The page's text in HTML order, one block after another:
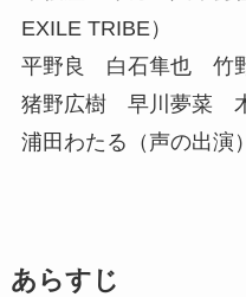
EXILE TRIBE）
平野良 白石隼也 竹
猪野広樹 早川夢菜
浦田わたる（声の出演）
あらすじ